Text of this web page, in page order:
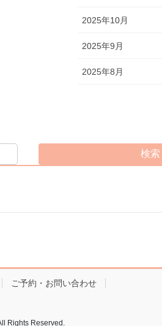
2025年10月
2025年9月
2025年8月
検索
ご予約・お問い合わせ
Rights Reserved.